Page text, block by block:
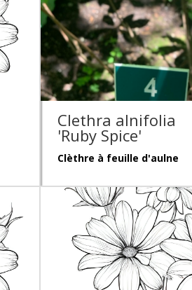
Clethra alnifolia
'Ruby Spice'
Clèthre à feuille d'aulne